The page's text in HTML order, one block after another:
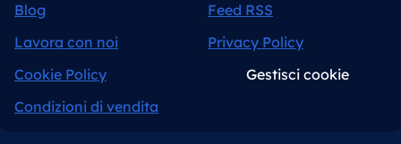
Blog
Feed RSS
Lavora con noi
Privacy Policy
Cookie Policy
Gestisci cookie
Condizioni di vendita